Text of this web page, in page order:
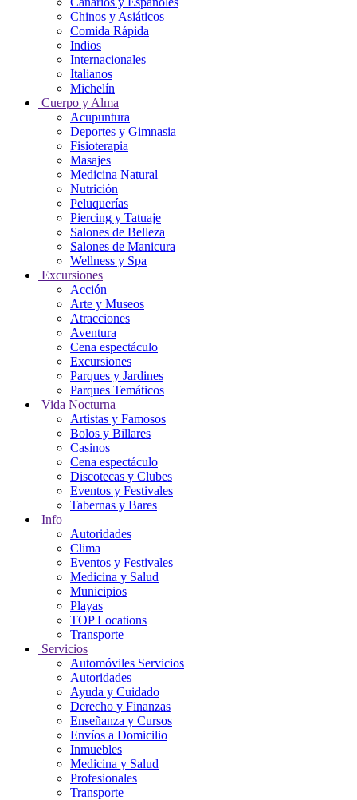
Chinos y Asiáticos
Comida Rápida
Indios
Internacionales
Italianos
Michelín
Cuerpo y Alma
Acupuntura
Deportes y Gimnasia
Fisioterapia
Masajes
Medicina Natural
Nutrición
Peluquerías
Piercing y Tatuaje
Salones de Belleza
Salones de Manicura
Wellness y Spa
Excursiones
Acción
Arte y Museos
Atracciones
Aventura
Cena espectáculo
Excursiones
Parques y Jardines
Parques Temáticos
Vida Nocturna
Artistas y Famosos
Bolos y Billares
Casinos
Cena espectáculo
Discotecas y Clubes
Eventos y Festivales
Tabernas y Bares
Info
Autoridades
Clima
Eventos y Festivales
Medicina y Salud
Municipios
Playas
TOP Locations
Transporte
Servicios
Automóviles Servicios
Autoridades
Ayuda y Cuidado
Derecho y Finanzas
Enseñanza y Cursos
Envíos a Domicilio
Inmuebles
Medicina y Salud
Profesionales
Transporte